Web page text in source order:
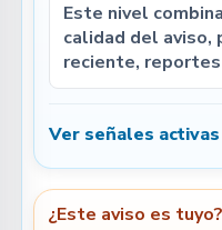
Este nivel
calidad del aviso,
reciente, reportes
Ver señales activas
¿Este aviso es tuyo?